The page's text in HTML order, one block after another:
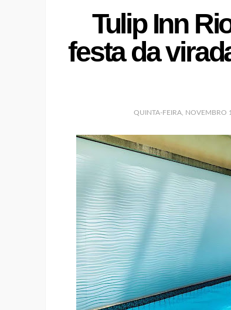
Tulip Inn
festa da
QUINTA-FEIRA, NOVEMBRO